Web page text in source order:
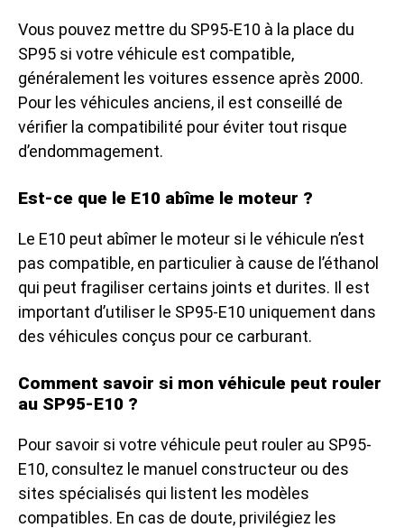
Vous pouvez mettre du SP95-E10 à la place du
SP95 si votre véhicule est compatible,
généralement les voitures essence après 2000.
Pour les véhicules anciens, il est conseillé de
vérifier la compatibilité pour éviter tout risque
d’endommagement.
Est-ce que le E10 abîme le moteur ?
Le E10 peut abîmer le moteur si le véhicule n’est
pas compatible, en particulier à cause de l’éthanol
qui peut fragiliser certains joints et durites. Il est
important d’utiliser le SP95-E10 uniquement dans
des véhicules conçus pour ce carburant.
Comment savoir si mon véhicule peut rouler
au SP95-E10 ?
Pour savoir si votre véhicule peut rouler au SP95-
E10, consultez le manuel constructeur ou des
sites spécialisés qui listent les modèles
compatibles. En cas de doute, privilégiez les